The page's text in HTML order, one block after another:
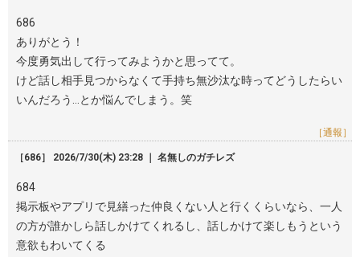
686
ありがとう！
今度勇気出して行ってみようかと思ってて。
けど話し相手見つからなくて手持ち無沙汰な時ってどうしたらい
いんだろう…とか悩んでしまう。笑
［通報］
［686］ 2026/7/30(木) 23:28 ｜ 名無しのガチレズ
684
掲示板やアプリで見繕った仲良くない人と行くくらいなら、一人
の方が誰かしら話しかけてくれるし、話しかけて楽しもうという
意欲もわいてくる